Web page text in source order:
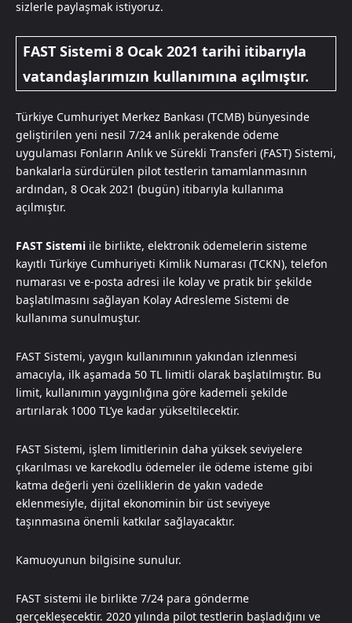
sizlerle paylaşmak istiyoruz.
FAST Sistemi 8 Ocak 2021 tarihi itibarıyla
vatandaşlarımızın kullanımına açılmıştır.
Türkiye Cumhuriyet Merkez Bankası (TCMB) bünyesinde
geliştirilen yeni nesil 7/24 anlık perakende ödeme
uygulaması Fonların Anlık ve Sürekli Transferi (FAST) Sistemi,
bankalarla sürdürülen pilot testlerin tamamlanmasının
ardından, 8 Ocak 2021 (bugün) itibarıyla kullanıma
açılmıştır.
FAST Sistemi ile birlikte, elektronik ödemelerin sisteme
kayıtlı Türkiye Cumhuriyeti Kimlik Numarası (TCKN), telefon
numarası ve e-posta adresi ile kolay ve pratik bir şekilde
başlatılmasını sağlayan Kolay Adresleme Sistemi de
kullanıma sunulmuştur.
FAST Sistemi, yaygın kullanımının yakından izlenmesi
amacıyla, ilk aşamada 50 TL limitli olarak başlatılmıştır. Bu
limit, kullanımın yaygınlığına göre kademeli şekilde
artırılarak 1000 TL’ye kadar yükseltilecektir.
FAST Sistemi, işlem limitlerinin daha yüksek seviyelere
çıkarılması ve karekodlu ödemeler ile ödeme isteme gibi
katma değerli yeni özelliklerin de yakın vadede
eklenmesiyle, dijital ekonominin bir üst seviyeye
taşınmasına önemli katkılar sağlayacaktır.
Kamuoyunun bilgisine sunulur.
FAST sistemi ile birlikte 7/24 para gönderme
gerçekleşecektir. 2020 yılında pilot testlerin başladığını ve